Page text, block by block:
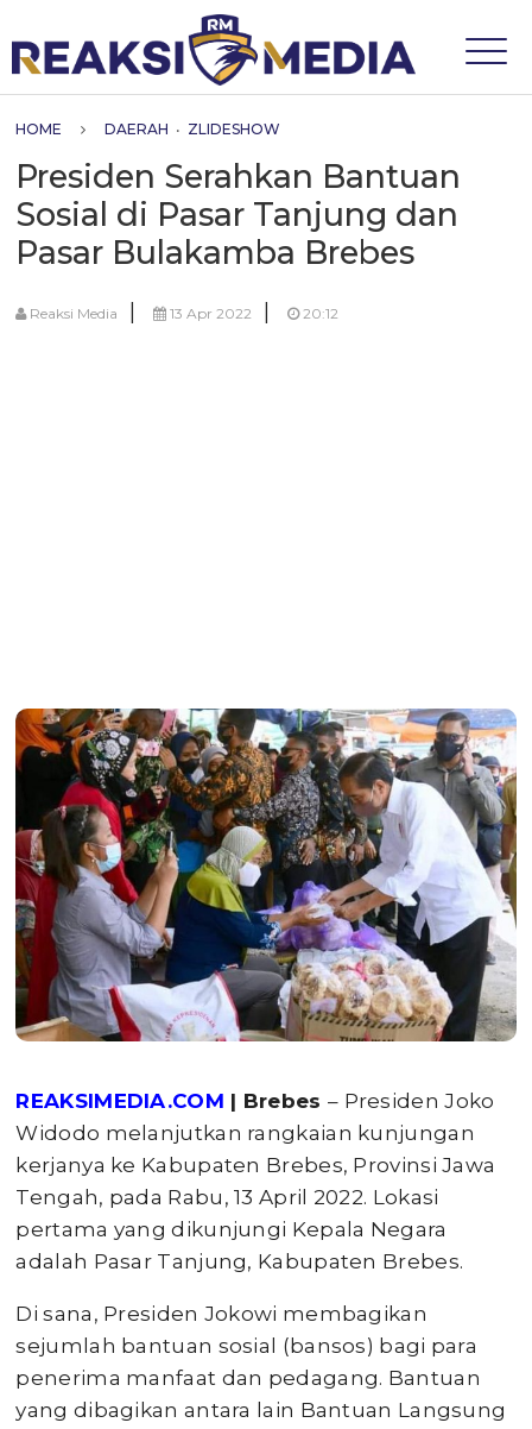
HOME DAERAH • ZLIDESHOW
Presiden Serahkan Bantuan
Sosial di Pasar Tanjung dan
Pasar Bulakamba Brebes
Reaksi Media | 13 Apr 2022 | 20:12
REAKSIMEDIA.COM | Brebes – Presiden Joko
Widodo melanjutkan rangkaian kunjungan
kerjanya ke Kabupaten Brebes, Provinsi Jawa
Tengah, pada Rabu, 13 April 2022. Lokasi
pertama yang dikunjungi Kepala Negara
adalah Pasar Tanjung, Kabupaten Brebes.
Di sana, Presiden Jokowi membagikan
sejumlah bantuan sosial (bansos) bagi para
penerima manfaat dan pedagang. Bantuan
yang dibagikan antara lain Bantuan Langsung